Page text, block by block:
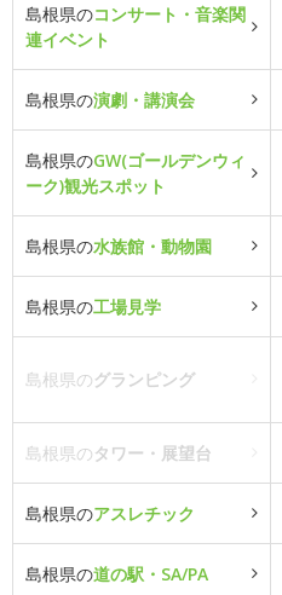
島根県のコンサート・音楽関
連イベント
島根県の演劇・講演会
島根県のGW(ゴールデンウィ
ーク)観光スポット
島根県の水族館・動物園
島根県の工場見学
島根県のグランピング
島根県のタワー・展望台
島根県のアスレチック
島根県の道の駅・SA/PA